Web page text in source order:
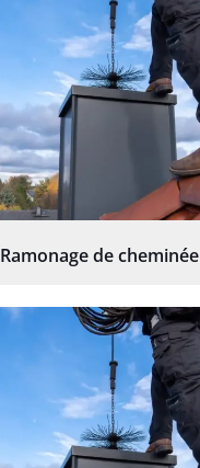
Ramonage de cheminée